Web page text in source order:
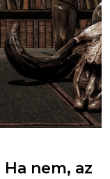
nem, az